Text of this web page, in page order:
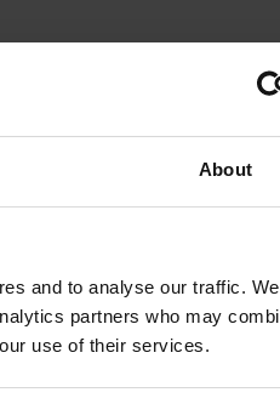
About
and to analyse our traffic.
partners who may
use of their services.